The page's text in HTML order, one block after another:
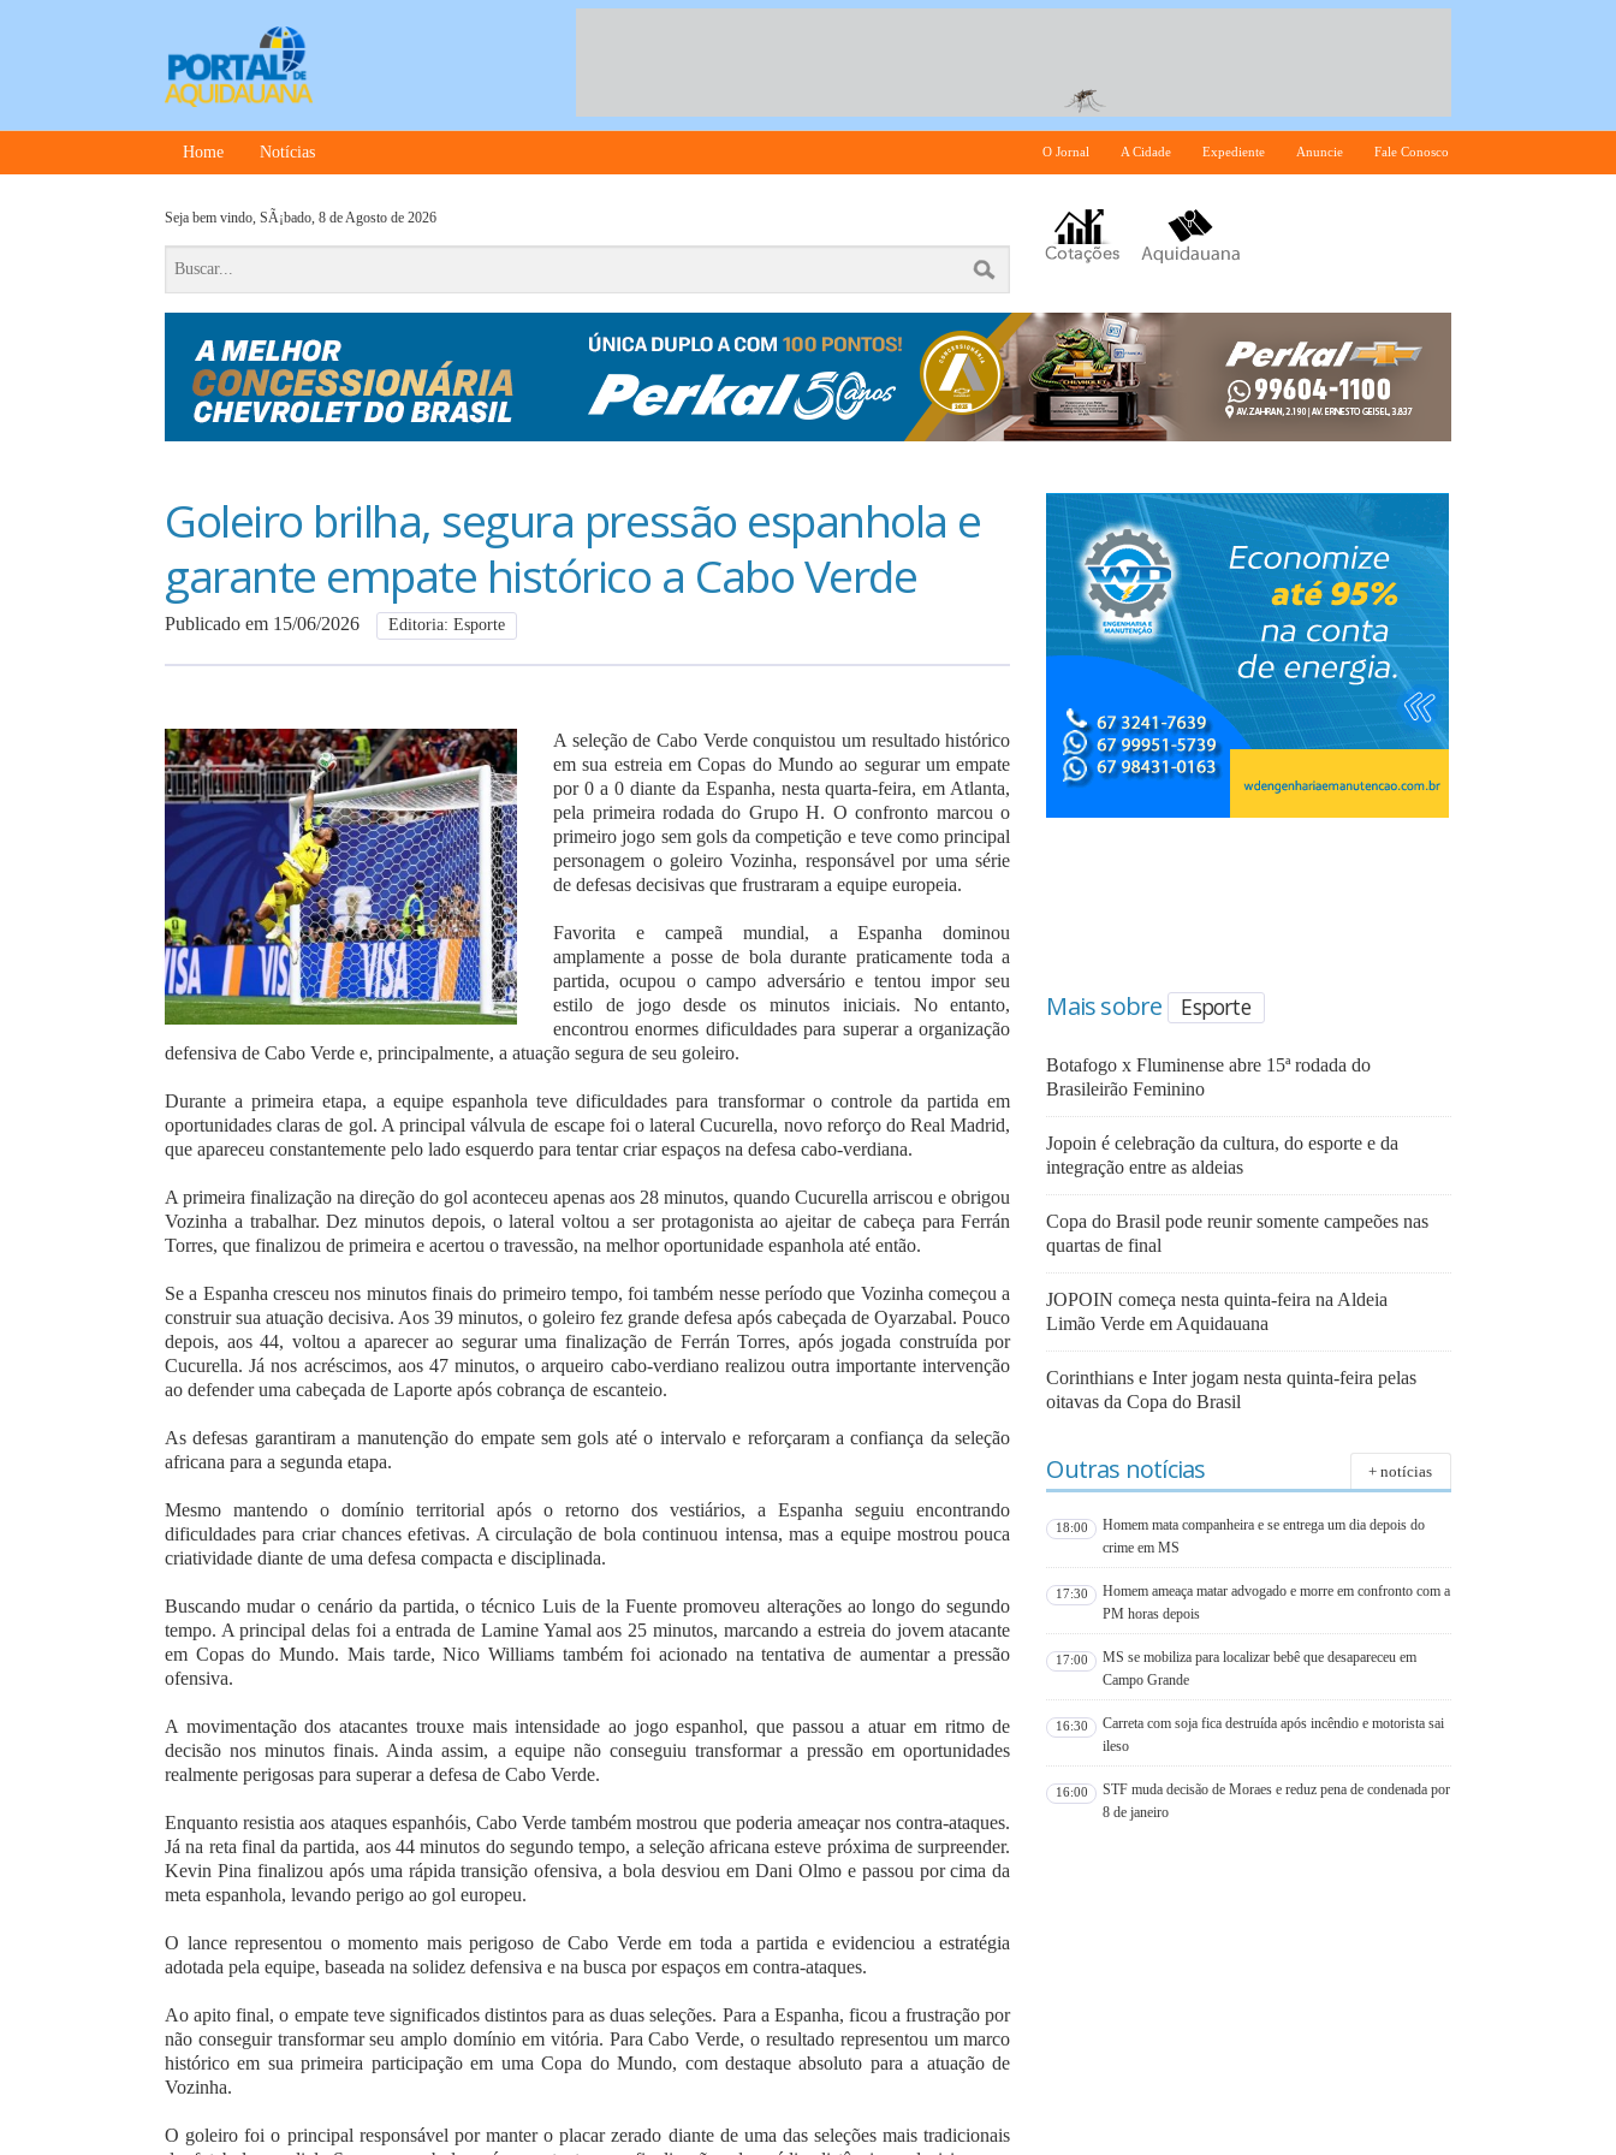
Home Notícias O Jornal A Cidade Expediente Anuncie Fale Conosco
Seja bem vindo, SÃ¡bado, 8 de Agosto de 2026
Goleiro brilha, segura pressão espanhola e
garante empate histórico a Cabo Verde
Publicado em 15/06/2026 Editoria: Esporte
A seleção de Cabo Verde conquistou um resultado histórico
em sua estreia em Copas do Mundo ao segurar um empate
por 0 a 0 diante da Espanha, nesta quarta-feira, em Atlanta,
pela primeira rodada do Grupo H. O confronto marcou o
primeiro jogo sem gols da competição e teve como principal
personagem o goleiro Vozinha, responsável por uma série
de defesas decisivas que frustraram a equipe europeia.
Favorita e campeã mundial, a Espanha dominou
amplamente a posse de bola durante praticamente toda a
partida, ocupou o campo adversário e tentou impor seu
estilo de jogo desde os minutos iniciais. No entanto,
encontrou enormes dificuldades para superar a organização
defensiva de Cabo Verde e, principalmente, a atuação segura de seu goleiro.
Durante a primeira etapa, a equipe espanhola teve dificuldades para transformar o controle da partida em
oportunidades claras de gol. A principal válvula de escape foi o lateral Cucurella, novo reforço do Real Madrid,
que apareceu constantemente pelo lado esquerdo para tentar criar espaços na defesa cabo-verdiana.
A primeira finalização na direção do gol aconteceu apenas aos 28 minutos, quando Cucurella arriscou e obrigou
Vozinha a trabalhar. Dez minutos depois, o lateral voltou a ser protagonista ao ajeitar de cabeça para Ferrán
Torres, que finalizou de primeira e acertou o travessão, na melhor oportunidade espanhola até então.
Se a Espanha cresceu nos minutos finais do primeiro tempo, foi também nesse período que Vozinha começou a
construir sua atuação decisiva. Aos 39 minutos, o goleiro fez grande defesa após cabeçada de Oyarzabal. Pouco
depois, aos 44, voltou a aparecer ao segurar uma finalização de Ferrán Torres, após jogada construída por
Cucurella. Já nos acréscimos, aos 47 minutos, o arqueiro cabo-verdiano realizou outra importante intervenção
ao defender uma cabeçada de Laporte após cobrança de escanteio.
As defesas garantiram a manutenção do empate sem gols até o intervalo e reforçaram a confiança da seleção
africana para a segunda etapa.
Mesmo mantendo o domínio territorial após o retorno dos vestiários, a Espanha seguiu encontrando
dificuldades para criar chances efetivas. A circulação de bola continuou intensa, mas a equipe mostrou pouca
criatividade diante de uma defesa compacta e disciplinada.
Buscando mudar o cenário da partida, o técnico Luis de la Fuente promoveu alterações ao longo do segundo
tempo. A principal delas foi a entrada de Lamine Yamal aos 25 minutos, marcando a estreia do jovem atacante
em Copas do Mundo. Mais tarde, Nico Williams também foi acionado na tentativa de aumentar a pressão
ofensiva.
A movimentação dos atacantes trouxe mais intensidade ao jogo espanhol, que passou a atuar em ritmo de
decisão nos minutos finais. Ainda assim, a equipe não conseguiu transformar a pressão em oportunidades
realmente perigosas para superar a defesa de Cabo Verde.
Enquanto resistia aos ataques espanhóis, Cabo Verde também mostrou que poderia ameaçar nos contra-ataques.
Já na reta final da partida, aos 44 minutos do segundo tempo, a seleção africana esteve próxima de surpreender.
Kevin Pina finalizou após uma rápida transição ofensiva, a bola desviou em Dani Olmo e passou por cima da
meta espanhola, levando perigo ao gol europeu.
O lance representou o momento mais perigoso de Cabo Verde em toda a partida e evidenciou a estratégia
adotada pela equipe, baseada na solidez defensiva e na busca por espaços em contra-ataques.
Ao apito final, o empate teve significados distintos para as duas seleções. Para a Espanha, ficou a frustração por
não conseguir transformar seu amplo domínio em vitória. Para Cabo Verde, o resultado representou um marco
histórico em sua primeira participação em uma Copa do Mundo, com destaque absoluto para a atuação de
Vozinha.
O goleiro foi o principal responsável por manter o placar zerado diante de uma das seleções mais tradicionais
Mais sobre Esporte
Botafogo x Fluminense abre 15ª rodada do
Brasileirão Feminino
Jopoin é celebração da cultura, do esporte e da
integração entre as aldeias
Copa do Brasil pode reunir somente campeões nas
quartas de final
JOPOIN começa nesta quinta-feira na Aldeia
Limão Verde em Aquidauana
Corinthians e Inter jogam nesta quinta-feira pelas
oitavas da Copa do Brasil
Outras notícias + notícias
18:00
Homem mata companheira e se entrega um dia depois do
crime em MS
17:30
Homem ameaça matar advogado e morre em confronto com a
PM horas depois
17:00
MS se mobiliza para localizar bebê que desapareceu em
Campo Grande
16:30
Carreta com soja fica destruída após incêndio e motorista sai
ileso
16:00
STF muda decisão de Moraes e reduz pena de condenada por
8 de janeiro